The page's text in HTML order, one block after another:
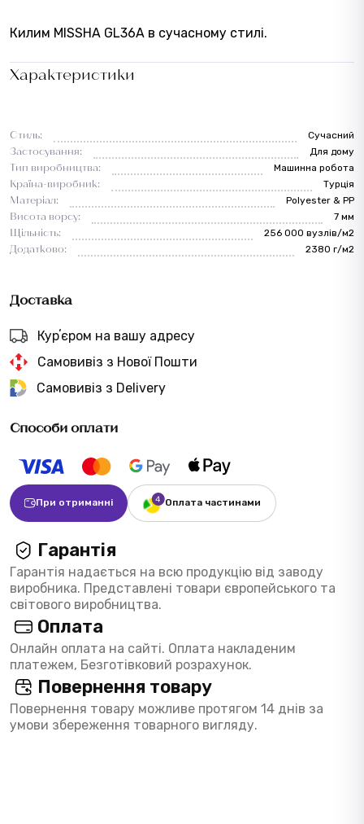
Килим MISSHA GL36A в сучасному стилі.
Характеристики
Стиль:
Сучасний
Застосування:
Для дому
Тип виробництва:
Машинна робота
Країна-виробник:
Турція
Матеріал:
Polyester & PP
Висота ворсу:
7 мм
Щільність:
256 000 вузлів/м2
Додатково:
2380 г/м2
Доставка
Курʼєром на вашу адресу
Самовивіз з Нової Пошти
Самовивіз з Delivery
Способи оплати
При отриманні Оплата частинами
Гарантія
Гарантія надається на всю продукцію від заводу
виробника. Представлені товари європейського та
світового виробництва.
Оплата
Онлайн оплата на сайті. Оплата накладеним
платежем, Безготівковий розрахунок.
Повернення товару
Повернення товару можливе протягом 14 днів за
умови збереження товарного вигляду.